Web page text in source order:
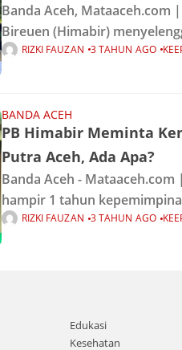
Banda Aceh, Mataaceh.com
Bireuen (Himabir)
Seumapa pada Minggu, 26
Kroeng Koeng Leupung.
RIZKI FAUZAN 3 TAHUN AGO
BANDA ACEH
PB Himabir Meminta
Putra Aceh, Ada Apa?
Banda Aceh -
hampir 1 tahun
Marzuki sebagai PJ Gubernur
Himpunan Mahasiswa
RIZKI FAUZAN 3 TAHUN AGO
Edukasi
Kesehatan